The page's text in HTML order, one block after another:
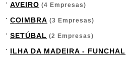
AVEIRO (4 Empresas)
COIMBRA (3 Empresas)
SETÚBAL (2 Empresas)
ILHA DA MADEIRA - FUNCHAL